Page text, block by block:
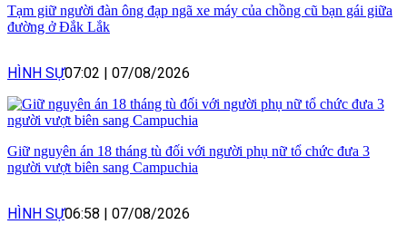
Tạm giữ người đàn ông đạp ngã xe máy của chồng cũ bạn gái giữa
đường ở Đắk Lắk
HÌNH SỰ07:02 07/08/2026
Giữ nguyên án 18 tháng tù đối với người phụ nữ tổ chức đưa 3
người vượt biên sang Campuchia
HÌNH SỰ06:58 07/08/2026